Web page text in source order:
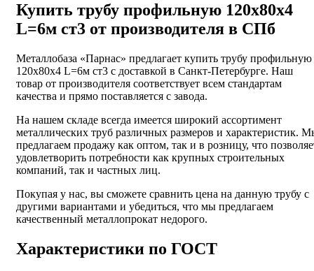
Купить трубу профильную 120х80х4
L=6м ст3 от производителя в СПб
Металлобаза «Парнас» предлагает купить трубу профильную
120х80х4 L=6м ст3 с доставкой в Санкт-Петербурге. Наш
товар от производителя соответствует всем стандартам
качества и прямо поставляется с завода.
На нашем складе всегда имеется широкий ассортимент
металлических труб различных размеров и характеристик.
предлагаем продажу как оптом, так и в розницу, что
удовлетворить потребности как крупных строительных
компаний, так и частных лиц.
Покупая у нас, вы сможете сравнить цена на данную трубу с
другими вариантами и убедиться, что мы предлагаем
качественный металлопрокат недорого.
Характеристики по ГОСТ